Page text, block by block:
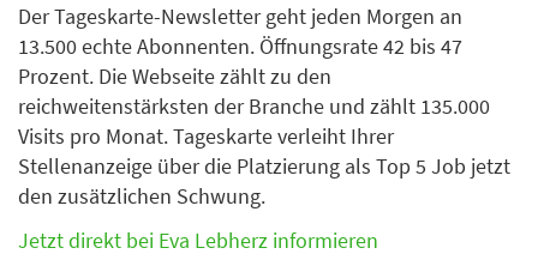
Der Tageskarte-Newsletter geht jeden Morgen an
13.500 echte Abonnenten. Öffnungsrate 42 bis 47
Prozent. Die Webseite zählt zu den
reichweitenstärksten der Branche und zählt 135.000
Visits pro Monat. Tageskarte verleiht Ihrer
Stellenanzeige über die Platzierung als Top 5 Job jetzt
den zusätzlichen Schwung.
Jetzt direkt bei Eva Lebherz informieren